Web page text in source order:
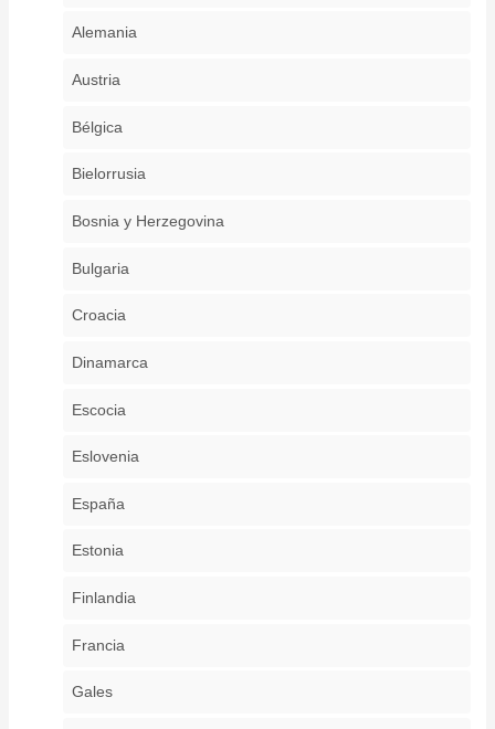
Alemania
Austria
Bélgica
Bielorrusia
Bosnia y Herzegovina
Bulgaria
Croacia
Dinamarca
Escocia
Eslovenia
España
Estonia
Finlandia
Francia
Gales